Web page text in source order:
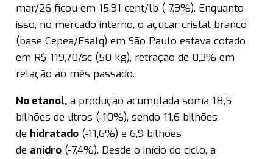
mar/26 ficou em 15,91 cent/lb (-7,9%). Enquanto
isso, no mercado interno, o açúcar cristal branco
(base Cepea/Esalq) em São Paulo estava cotado
em R$ 119,70/sc (50 kg), retração de 0,3% em
relação ao mês passado.
No etanol, a produção acumulada soma 18,5
bilhões de litros (-10%), sendo 11,6 bilhões
de hidratado (-11,6%) e 6,9 bilhões
de anidro (-7,4%). Desde o início do ciclo, a